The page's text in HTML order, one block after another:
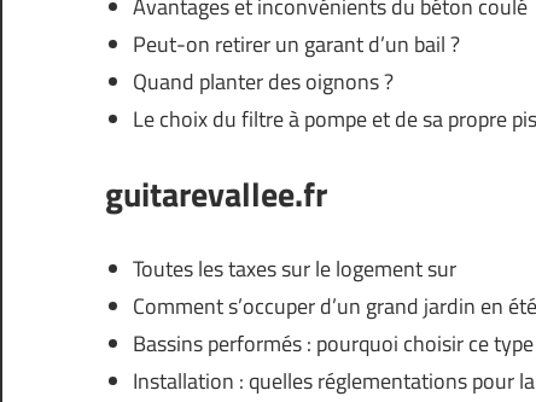
Peut-on retirer un garant d’un bail ?
Quand planter des oignons ?
Le choix du filtre à pompe et de sa propre
guitarevallee.fr
Toutes les taxes sur le logement sur
Comment s’occuper d’un grand jardin en
Bassins performés : pourquoi choisir ce
Installation : quelles réglementations pour